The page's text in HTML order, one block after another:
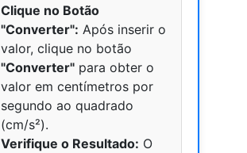
Clique no Botão
"Converter": Após inserir o
valor, clique no botão
"Converter" para obter o
valor em centímetros por
segundo ao quadrado
(cm/s²).
Verifique o Resultado: O